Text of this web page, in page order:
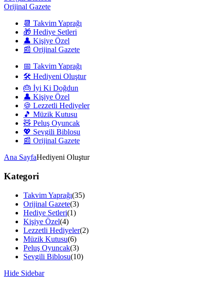
Orijinal Gazete
📆 Takvim Yaprağı
🎁 Hediye Setleri
👤 Kişiye Özel
📰 Orijinal Gazete
📅 Takvim Yaprağı
🛠️ Hediyeni Oluştur
🎂 İyi Ki Doğdun
👤 Kişiye Özel
🍪 Lezzetli Hediyeler
🎵 Müzik Kutusu
🧸 Peluş Oyuncak
💖 Sevgili Biblosu
📰 Orijinal Gazete
Ana SayfaHediyeni Oluştur
Kategori
Takvim Yaprağı(35)
Orijinal Gazete(3)
Hediye Setleri(1)
Kişiye Özel(4)
Lezzetli Hediyeler(2)
Müzik Kutusu(6)
Peluş Oyuncak(3)
Sevgili Biblosu(10)
Hide Sidebar